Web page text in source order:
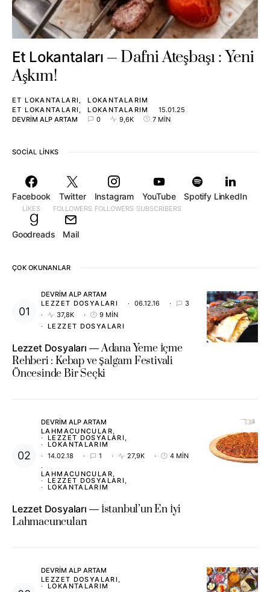
Et Lokantaları
Dafni Ateşbaşı : Yeni
Aşkım!
ET LOKANTALARI
LOKANTALARIM
ET LOKANTALARI
LOKANTALARIM
15.01.25
DEVRIM ALP ARTAM
0 9,6K 7 MIN
SOCIAL LINKS
Facebook
LIKES
Twitter
FOLLOWERS
Instagram
FOLLOWERS
YouTube
SUBSCRIBERS
Spotify LinkedIn
Goodreads Mail
ÇOK OKUNANLAR
DEVRIM ALP ARTAM
LEZZET DOSYALARI
06.12.16
3
37,8K
9 MIN
LEZZET DOSYALARI
Lezzet Dosyaları
Adana Yeme İçme
Rehberi : Kebap ve Şalgam Festivali
Öncesinde Bir Seçki
DEVRIM ALP ARTAM
LAHMACUNCULAR
LEZZET DOSYALARI
LOKANTALARIM
14.02.18
1 27,9K 4 MIN
LAHMACUNCULAR
LEZZET DOSYALARI
LOKANTALARIM
Lezzet Dosyaları
İstanbul’un En İyi
Lahmacuncuları
DEVRIM ALP ARTAM
LEZZET DOSYALARI
LOKANTALARIM